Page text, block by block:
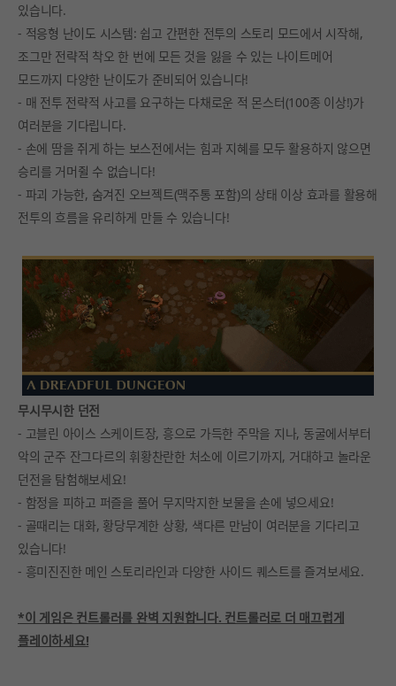
있습니다.
- 적응형 난이도 시스템: 쉽고 간편한 전투의 스토리 모드에서 시작해,
조그만 전략적 착오 한 번에 모든 것을 잃을 수 있는 나이트메어
모드까지 다양한 난이도가 준비되어 있습니다!
- 매 전투 전략적 사고를 요구하는 다채로운 적 몬스터(100종 이상!)가
여러분을 기다립니다.
- 손에 땀을 쥐게 하는 보스전에서는 힘과 지혜를 모두 활용하지 않으면
승리를 거머쥘 수 없습니다!
- 파괴 가능한, 숨겨진 오브젝트(맥주통 포함)의 상태 이상 효과를 활용해
전투의 흐름을 유리하게 만들 수 있습니다!
무시무시한 던전
- 고블린 아이스 스케이트장, 흥으로 가득한 주막을 지나, 동굴에서부터
악의 군주 잔그다르의 휘황찬란한 처소에 이르기까지, 거대하고 놀라운
던전을 탐험해보세요!
- 함정을 피하고 퍼즐을 풀어 무지막지한 보물을 손에 넣으세요!
- 골때리는 대화, 황당무계한 상황, 색다른 만남이 여러분을 기다리고
있습니다!
- 흥미진진한 메인 스토리라인과 다양한 사이드 퀘스트를 즐겨보세요.
*이 게임은 컨트롤러를 완벽 지원합니다. 컨트롤러로 더 매끄럽게
플레이하세요!